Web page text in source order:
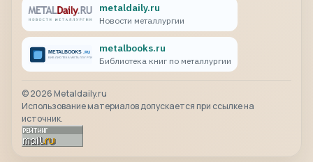
metaldaily.ru
Новости металлургии
metalbooks.ru
Библиотека книг по металлургии
©2026 Metaldaily.ru
Использование материалов допускается при ссылке на
источник.